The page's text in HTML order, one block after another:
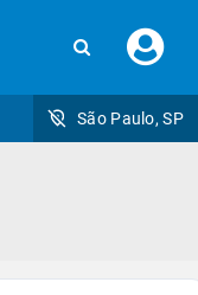
seu
São Paulo, SP